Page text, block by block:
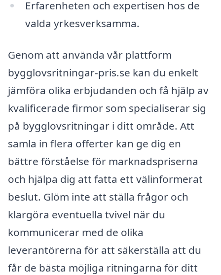
Erfarenheten och expertisen hos de
valda yrkesverksamma.
Genom att använda vår plattform
bygglovsritningar-pris.se kan du enkelt
jämföra olika erbjudanden och få hjälp av
kvalificerade firmor som specialiserar sig
på bygglovsritningar i ditt område. Att
samla in flera offerter kan ge dig en
bättre förståelse för marknadspriserna
och hjälpa dig att fatta ett välinformerat
beslut. Glöm inte att ställa frågor och
klargöra eventuella tvivel när du
kommunicerar med de olika
leverantörerna för att säkerställa att du
får de bästa möjliga ritningarna för ditt